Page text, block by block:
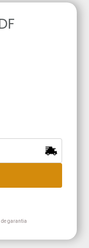
de garantia